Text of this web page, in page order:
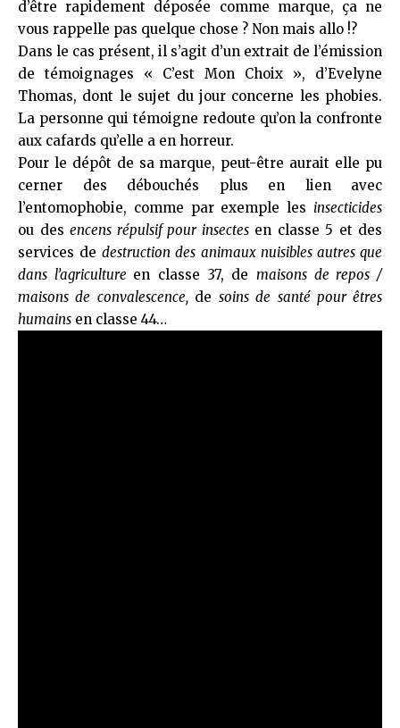
d’être rapidement déposée comme marque, ça ne
vous rappelle pas quelque chose ? Non mais allo !?
Dans le cas présent, il s’agit d’un extrait de l’émission
de témoignages « C’est Mon Choix », d’Evelyne
Thomas, dont le sujet du jour concerne les phobies.
La personne qui témoigne redoute qu’on la confronte
aux cafards qu’elle a en horreur.
Pour le dépôt de sa marque, peut-être aurait elle pu
cerner des débouchés plus en lien avec
l’entomophobie, comme par exemple les insecticides
ou des encens répulsifpour insectesen classe 5 et des
services dedestruction des animaux nuisibles autres que
dans l’agriculture en classe 37, demaisons de repos /
maisons de convalescence, de soins de santé pour êtres
humains en classe 44…